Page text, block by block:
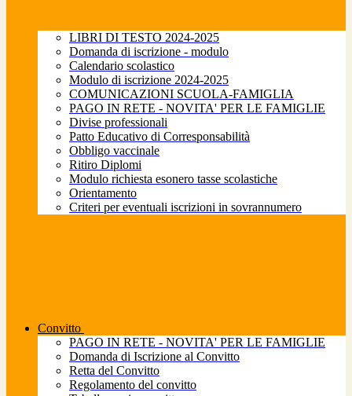
LIBRI DI TESTO 2024-2025
Domanda di iscrizione - modulo
Calendario scolastico
Modulo di iscrizione 2024-2025
COMUNICAZIONI SCUOLA-FAMIGLIA
PAGO IN RETE - NOVITA' PER LE FAMIGLIE
Divise professionali
Patto Educativo di Corresponsabilità
Obbligo vaccinale
Ritiro Diplomi
Modulo richiesta esonero tasse scolastiche
Orientamento
Criteri per eventuali iscrizioni in sovrannumero
Convitto
PAGO IN RETE - NOVITA' PER LE FAMIGLIE
Domanda di Iscrizione al Convitto
Retta del Convitto
Regolamento del convitto